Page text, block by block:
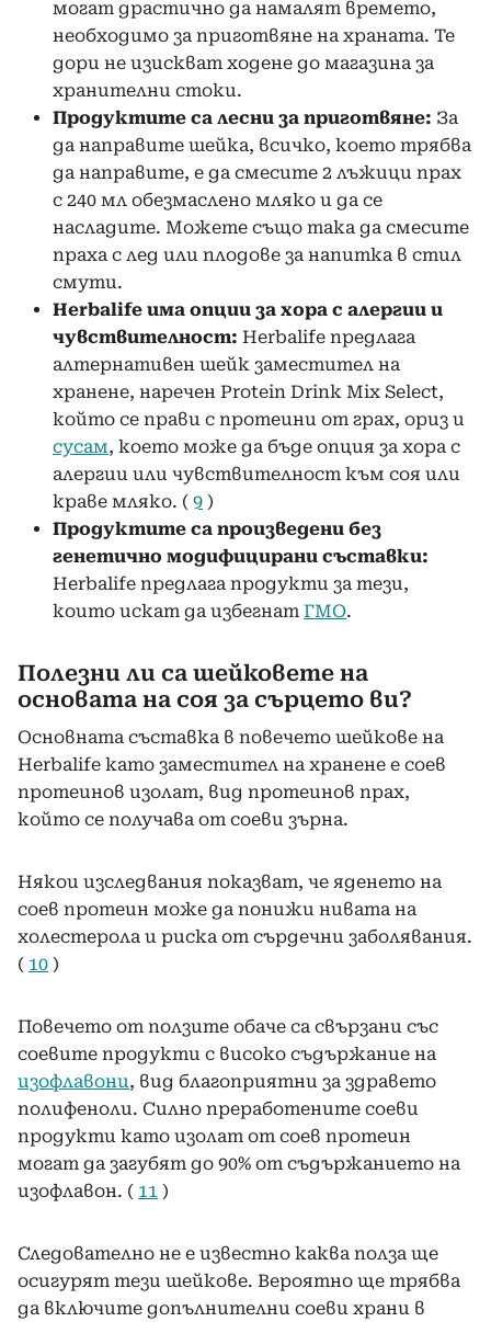
могат драстично да намалят времето,
необходимо за приготвяне на храната. Те
дори не изискват ходене до магазина за
хранителни стоки.
Продуктите са лесни за приготвяне: За
да направите шейка, всичко, което трябва
да направите, е да смесите 2 лъжици прах
с 240 мл обезмаслено мляко и да се
насладите. Можете също така да смесите
праха с лед или плодове за напитка в стил
смути.
Herbalife има опции за хора с алергии и
чувствителност: Herbalife предлага
алтернативен шейк заместител на
хранене, наречен Protein Drink Mix Select,
който се прави с протеини от грах, ориз и
сусам, което може да бъде опция за хора с
алергии или чувствителност към соя или
краве мляко. ( 9 )
Продуктите са произведени без
генетично модифицирани съставки:
Herbalife предлага продукти за тези,
които искат да избегнат ГМО.
Полезни ли са шейковете на
основата на соя за сърцето ви?
Основната съставка в повечето шейкове на
Herbalife като заместител на хранене е соев
протеинов изолат, вид протеинов прах,
който се получава от соеви зърна.
Някои изследвания показват, че яденето на
соев протеин може да понижи нивата на
холестерола и риска от сърдечни заболявания.
( 10 )
Повечето от ползите обаче са свързани със
соевите продукти с високо съдържание на
изофлавони, вид благоприятни за здравето
полифеноли. Силно преработените соеви
продукти като изолат от соев протеин
могат да загубят до 90% от съдържанието на
изофлавон. ( 11 )
Следователно не е известно каква полза ще
осигурят тези шейкове. Вероятно ще трябва
да включите допълнителни соеви храни в